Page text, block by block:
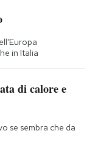
in Italia
di calore e
se sembra che da